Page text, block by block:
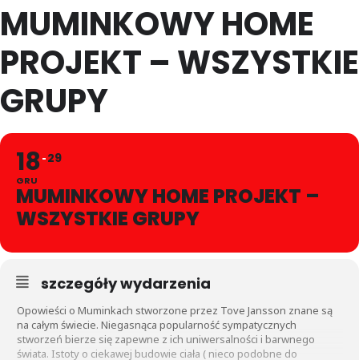
MUMINKOWY HOME
PROJEKT – WSZYSTKIE
GRUPY
18
GRU
29
MUMINKOWY HOME PROJEKT –
WSZYSTKIE GRUPY
szczegóły wydarzenia
Opowieści o Muminkach stworzone przez Tove Jansson znane są
na całym świecie. Niegasnąca popularność sympatycznych
stworzeń bierze się zapewne z ich uniwersalności i barwnego
świata. Istoty o ciekawej budowie ciała ( nieco podobne do